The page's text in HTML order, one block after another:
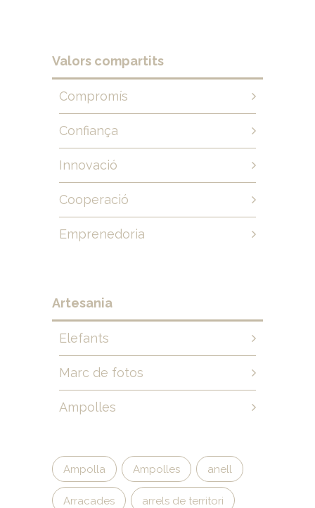
Valors compartits
Compromís
Confiança
Innovació
Cooperació
Emprenedoria
Artesania
Elefants
Marc de fotos
Ampolles
Ampolla Ampolles anell
Arracades arrels de territori